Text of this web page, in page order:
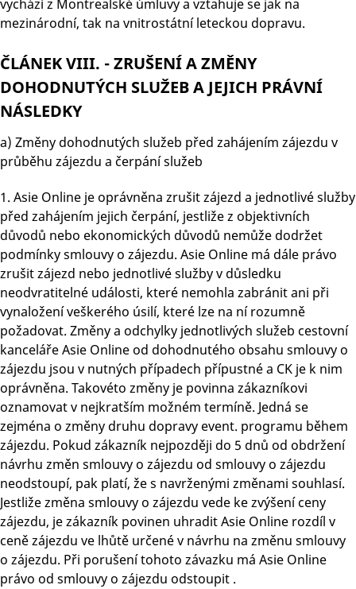
vychází z Montrealské úmluvy a vztahuje se jak na
mezinárodní, tak na vnitrostátní leteckou dopravu.
ČLÁNEK VIII. - ZRUŠENÍ A ZMĚNY
DOHODNUTÝCH SLUŽEB A JEJICH PRÁVNÍ
NÁSLEDKY
a) Změny dohodnutých služeb před zahájením zájezdu v
průběhu zájezdu a čerpání služeb
1. Asie Online je oprávněna zrušit zájezd a jednotlivé služby
před zahájením jejich čerpání, jestliže z objektivních
důvodů nebo ekonomických důvodů nemůže dodržet
podmínky smlouvy o zájezdu. Asie Online má dále právo
zrušit zájezd nebo jednotlivé služby v důsledku
neodvratitelné události, které nemohla zabránit ani při
vynaložení veškerého úsilí, které lze na ní rozumně
požadovat. Změny a odchylky jednotlivých služeb cestovní
kanceláře Asie Online od dohodnutého obsahu smlouvy o
zájezdu jsou v nutných případech přípustné a CK je k nim
oprávněna. Takovéto změny je povinna zákazníkovi
oznamovat v nejkratším možném termíně. Jedná se
zejména o změny druhu dopravy event. programu během
zájezdu. Pokud zákazník nejpozději do 5 dnů od obdržení
návrhu změn smlouvy o zájezdu od smlouvy o zájezdu
neodstoupí, pak platí, že s navrženými změnami souhlasí.
Jestliže změna smlouvy o zájezdu vede ke zvýšení ceny
zájezdu, je zákazník povinen uhradit Asie Online rozdíl v
ceně zájezdu ve lhůtě určené v návrhu na změnu smlouvy
o zájezdu. Při porušení tohoto závazku má Asie Online
právo od smlouvy o zájezdu odstoupit .